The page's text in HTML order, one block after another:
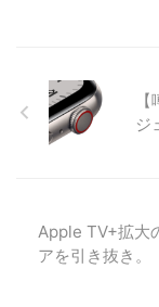
ジ
Apple TV+拡大
アを引き抜き。